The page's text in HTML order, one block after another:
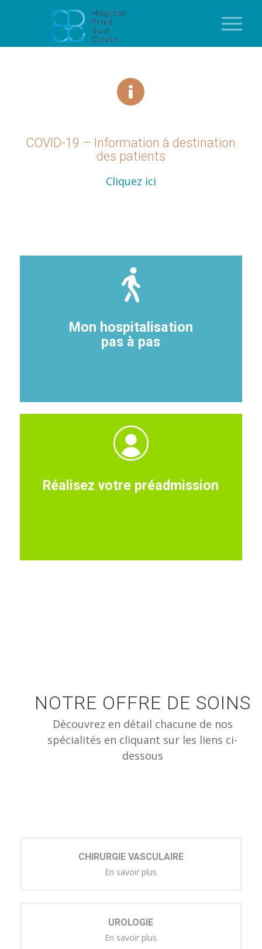
COVID-19 – Information à destination
des patients
Cliquez ici
Mon hospitalisation
pas à pas
Réalisez votre préadmission
NOTRE OFFRE DE SOINS
Découvrez en détail chacune de nos
spécialités en cliquant sur les liens ci-
dessous
CHIRURGIE VASCULAIRE
En savoir plus
UROLOGIE
En savoir plus